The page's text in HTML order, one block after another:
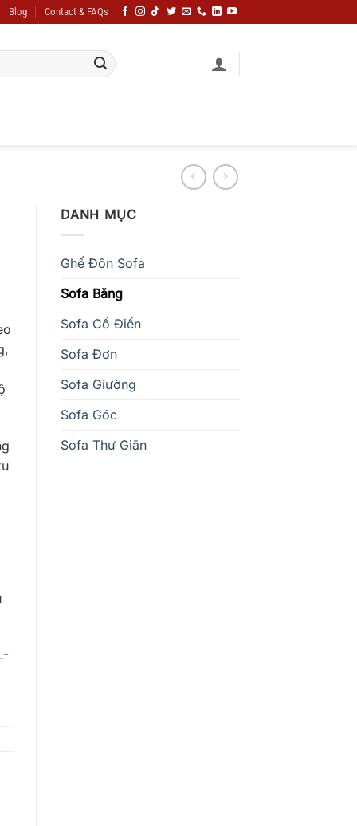
Blog Contact & FAQs
DANH MỤC
Ghế Đôn Sofa
Sofa Băng
Sofa Cổ Điển
Sofa Đơn
Sofa Giường
Sofa Góc
Sofa Thư Giãn